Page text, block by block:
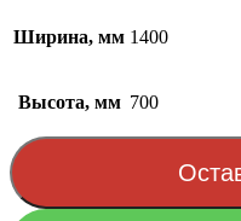
Ширина, мм 1400
Высота, мм 700